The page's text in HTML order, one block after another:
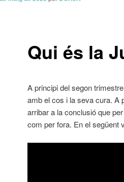
Qui és la
A principi del segon
amb el cos i la seva cura. A
arribar a la conclusió que
com per fora. En el següent